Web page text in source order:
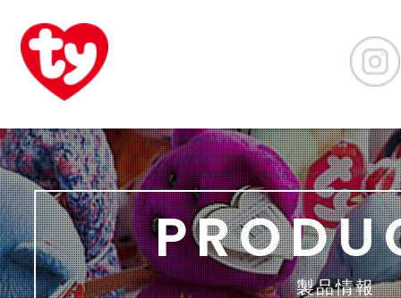
製品情報